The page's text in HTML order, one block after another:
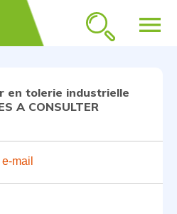
menu
en tolerie industrielle
A CONSULTER
mail